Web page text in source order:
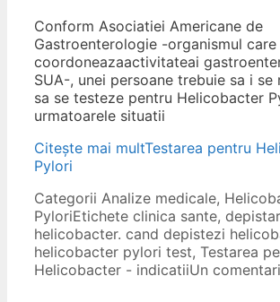
Conform Asociatiei Americane de
Gastroenterologie -organismul care
coordoneazaactivitateai
SUA-, unei persoane trebuie sa i se
sa se testeze pentru Helicobacter
urmatoarele situatii
Citește mai multTestarea pentru
Pylori
Categorii Analize medicale,
PyloriEtichete clinica sante,
helicobacter. cand depistezi
helicobacter pylori test, Testarea
Helicobacter - indicatiiUn